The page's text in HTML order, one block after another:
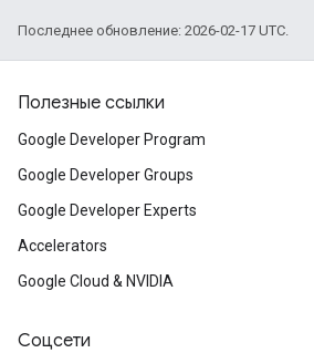
Последнее обновление: 2026-02-17 UTC.
Полезные ссылки
Google Developer Program
Google Developer Groups
Google Developer Experts
Accelerators
Google Cloud & NVIDIA
Соцсети